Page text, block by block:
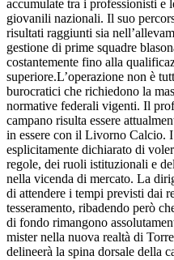
accumulate tra i professionisti e
giovanili nazionali. Il suo
risultati raggiunti sia
gestione di prime squadre
costantemente fino alla
superiore.L’operazione non è
burocratici che richiedono la
normative federali vigenti. Il
campano risulta essere
in essere con il Livorno Calcio.
esplicitamente dichiarato di
regole, dei ruoli istituzionali e
nella vicenda di mercato. La
di attendere i tempi previsti dai
tesseramento, ribadendo però
di fondo rimangono
mister nella nuova realtà di
delineerà la spina dorsale della